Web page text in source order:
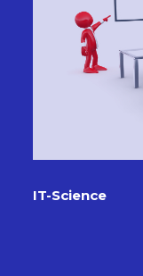
IT-Science